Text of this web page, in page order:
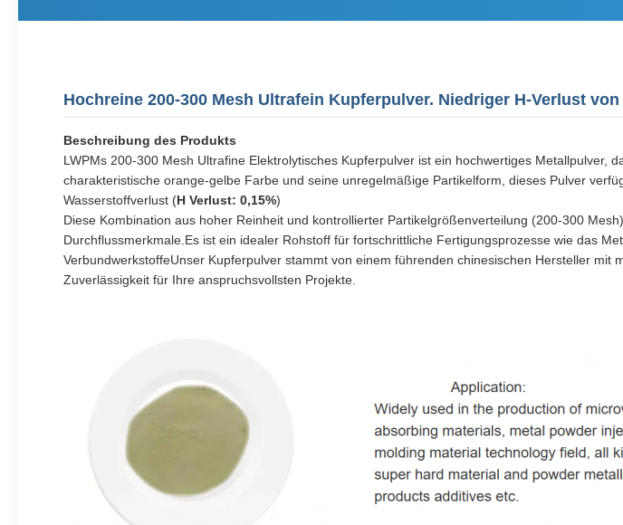
Hochreine 200-300 Mesh Ultrafein Kupferpulver. Niedriger H-Verlust
Beschreibung des Produkts
LWPMs 200-300 Mesh Ultrafine Elektrolytisches Kupferpulver ist ein hochwertiges
charakteristische orange-gelbe Farbe und seine unregelmäßige Partikelform, dieses Pulver
Wasserstoffverlust (H Verlust: 0,15%)
Diese Kombination aus hoher Reinheit und kontrollierter Partikelgrößenverteilung (200-300
Durchflussmerkmale.Es ist ein idealer Rohstoff für fortschrittliche Fertigungsprozesse wie das
VerbundwerkstoffeUnser Kupferpulver stammt von einem führenden chinesischen Hersteller
Zuverlässigkeit für Ihre anspruchsvollsten Projekte.